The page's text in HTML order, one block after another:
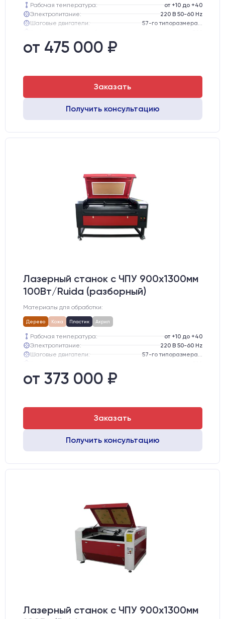
Рабочая температура:
от +10 до +40
Электропитание:
220 В 50-60 Hz
Шаговые двигатели:
Направляющие оси Y:
Направляющие оси Х:
от 475 000 ₽
Заказать
Получить консультацию
Лазерный станок c ЧПУ 900х1300мм
100Вт/Ruida (разборный)
Материалы для обработки:
Дерево Кожа Пластик Акрил
Рабочая температура:
от +10 до +40
Электропитание:
220 В 50-60 Hz
Шаговые двигатели:
Направляющие оси Y:
Направляющие оси Х:
от 373 000 ₽
Заказать
Получить консультацию
Лазерный станок c ЧПУ 900х1300мм